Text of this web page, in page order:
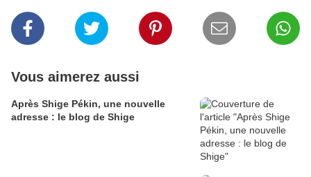
Vous aimerez aussi
Après Shige Pékin, une nouvelle
adresse : le blog de Shige